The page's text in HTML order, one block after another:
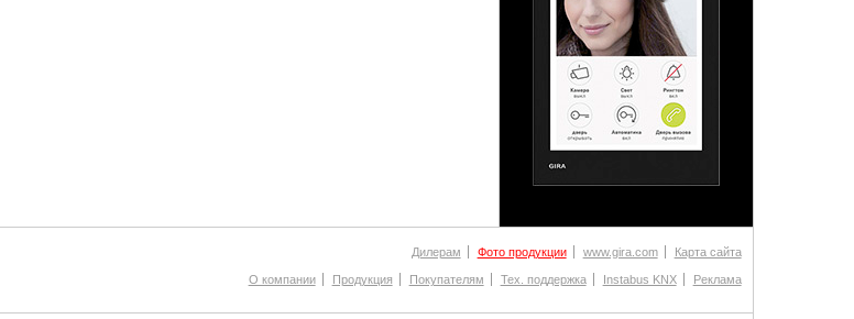
Дилерам Фото продукции www.gira.com Карта сайта
О компании Продукция Покупателям Тех. поддержка Instabus KNX Реклама